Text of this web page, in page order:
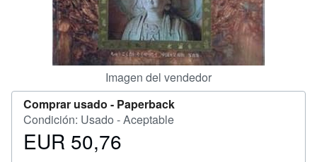
Imagen del vendedor
Comprar usado - Paperback
Condición: Usado - Aceptable
Precio
EUR 50,76